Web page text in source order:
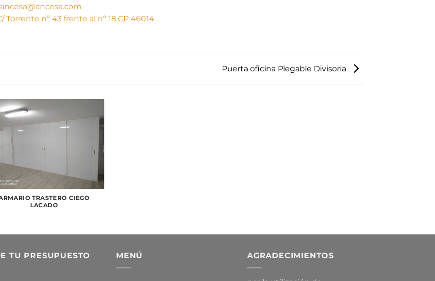
ancesa@ancesa.com
Torrente nº 43 frente al nº 18 CP 46014
Puerta oficina Plegable Divisoria
TRASTERO CIEGO
LACADO
TU PRESUPUESTO MENÚ AGRADECIMIENTOS